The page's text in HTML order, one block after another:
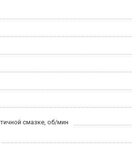
смазке, об/мин